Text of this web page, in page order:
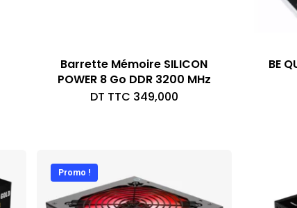
Barrette Mémoire SILICON
POWER 8 Go DDR 3200 MHz
DT TTC 349,000
BE
Promo !